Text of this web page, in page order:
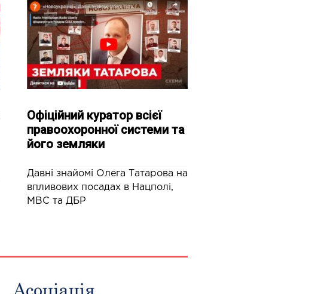
Офіційний куратор всієї
правоохоронної системи та
його земляки
Давні знайомі Олега Татарова на
впливових посадах в Нацполі,
МВС та ДБР